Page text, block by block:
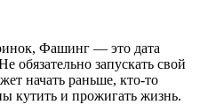
Фашинг — это дата
обязательно запускать свой
начать раньше, кто-то
кутить и прожигать жизнь.